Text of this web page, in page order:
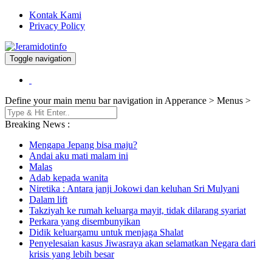
Kontak Kami
Privacy Policy
Jeramidotinfo
Berita dan Informasi Terkini
Toggle navigation
Define your main menu bar navigation in Apperance > Menus >
Breaking News :
Mengapa Jepang bisa maju?
Andai aku mati malam ini
Malas
Adab kepada wanita
Niretika : Antara janji Jokowi dan keluhan Sri Mulyani
Dalam lift
Takziyah ke rumah keluarga mayit, tidak dilarang syariat
Perkara yang disembunyikan
Didik keluargamu untuk menjaga Shalat
Penyelesaian kasus Jiwasraya akan selamatkan Negara dari
krisis yang lebih besar